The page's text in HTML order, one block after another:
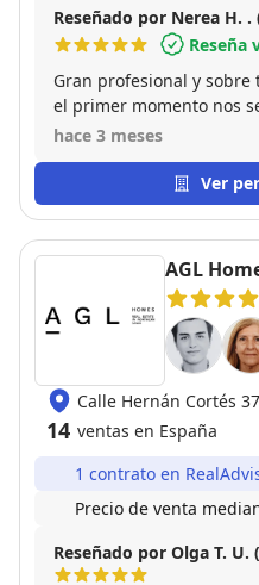
Reseñado por Nerea H.
Reseña
Gran profesional y sobre
el primer momento nos
por su forma sencilla de
hacen un equipo
como personal.
hace 3 meses
Ver
AGL
Calle Hernán Cortés
14 ventas en España
1 contrato en
Precio de venta
Reseñado por Olga T. U.